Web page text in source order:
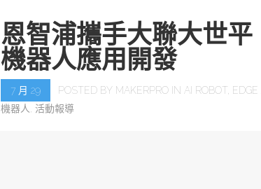
恩智浦攜手大聯大世
機器人應用開發
7 月 29 POSTED BY MAKERPRO IN AI ROBOT
機器人
活動報導